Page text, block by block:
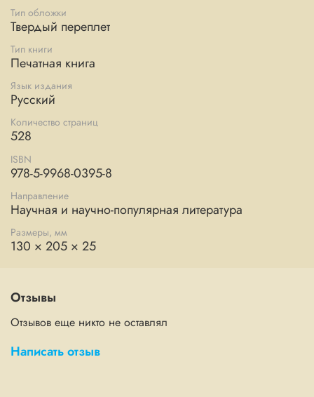
Тип обложки
Твердый переплет
Тип книги
Печатная книга
Язык издания
Русский
Количество страниц
528
ISBN
978-5-9968-0395-8
Направление
Научная и научно-популярная литература
Размеры, мм
130 × 205 × 25
Отзывы
Отзывов еще никто не оставлял
Написать отзыв